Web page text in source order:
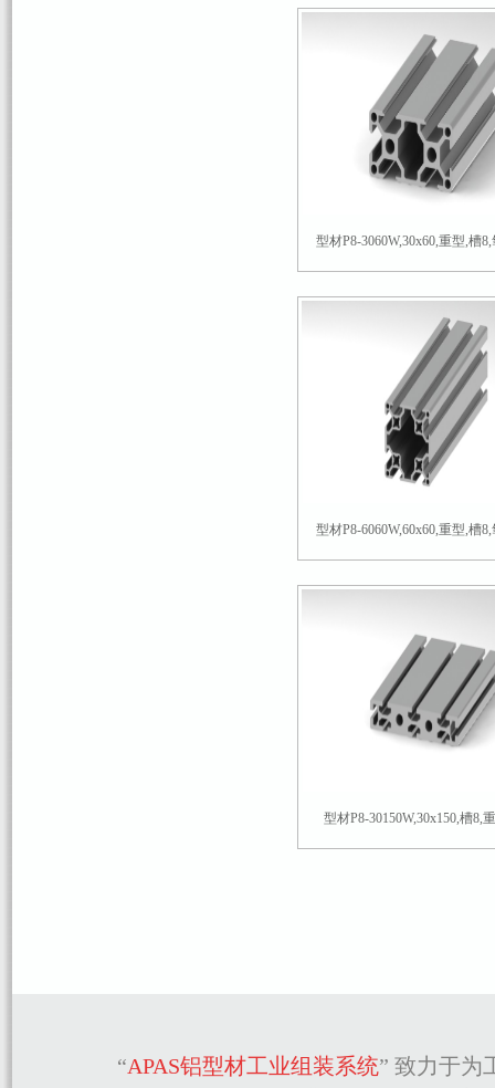
型材P8-3060W,30x60,重型,槽
型材P8-6060W,60x60,重型,槽
型材P8-30150W,30x150,槽8,
“APAS铝型材工业组装系统” 致力于为